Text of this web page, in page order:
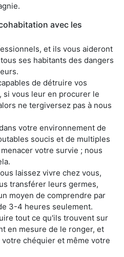
avec les
et ils vous aideront
ses habitants des dangers
de détruire vos
si vous leur en procurer le
ne tergiversez pas à nous
votre environnement de
soucis et de multiples
votre survie ; nous
laissez vivre chez vous,
transférer leurs germes,
moyen de comprendre par
3-4 heures seulement.
tout ce qu'ils trouvent sur
en mesure de le ronger, et
chéquier et même votre